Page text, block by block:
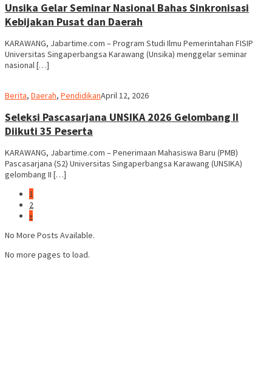
Unsika Gelar Seminar Nasional Bahas Sinkronisasi
Kebijakan Pusat dan Daerah
KARAWANG, Jabartime.com – Program Studi Ilmu Pemerintahan FISIP
Universitas Singaperbangsa Karawang (Unsika) menggelar seminar
nasional […]
Berita, Daerah, Pendidikanadmin
April 12, 2026
Seleksi Pascasarjana UNSIKA 2026 Gelombang II
Diikuti 35 Peserta
KARAWANG, Jabartime.com – Penerimaan Mahasiswa Baru (PMB)
Pascasarjana (S2) Universitas Singaperbangsa Karawang (UNSIKA)
gelombang II […]
1
2
»
No More Posts Available.
No more pages to load.